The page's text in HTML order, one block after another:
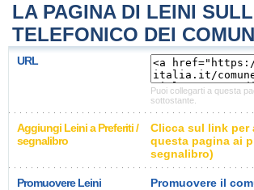
LA PAGINA DI LEINI
TELEFONICO DEI
URL
Puoi collegarti a questa
sottostante.
Aggiungi Leini a Preferiti /
segnalibro
Clicca sul link per
questa pagina ai
segnalibro)
Promuovere Leini Promuovere il